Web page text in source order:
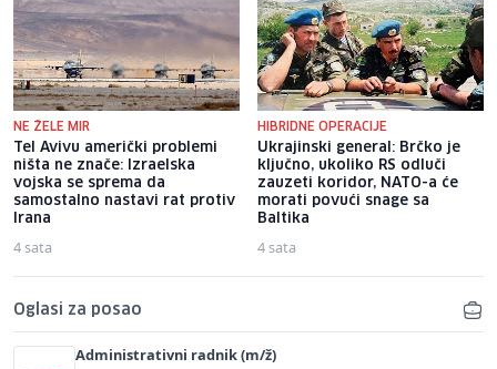
NE ŽELE MIR
Tel Avivu američki problemi
ništa ne znače: Izraelska
vojska se sprema da
samostalno nastavi rat protiv
Irana
4 sata
HIBRIDNE OPERACIJE
Ukrajinski general: Brčko je
ključno, ukoliko RS odluči
zauzeti koridor, NATO-a će
morati povući snage sa
Baltika
4 sata
Oglasi za posao
Administrativni radnik (m/ž)